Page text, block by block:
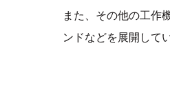
また、その他の工作
ンドなどを展開して